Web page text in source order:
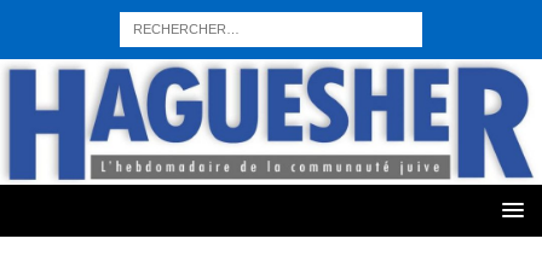
sohbet hattı numarası seks hattı numara istanbul escort bayanlar
sohbet hattı numaralar seks hattı numaralar"
numaraları sohbet hattı sex hattı telefonda seks numara sıcak sex
sohbet hattı canlı sohbet hatları sohbet numaraları
ucuz
sex sohbet hattı numaraları
yeni casino siteleri